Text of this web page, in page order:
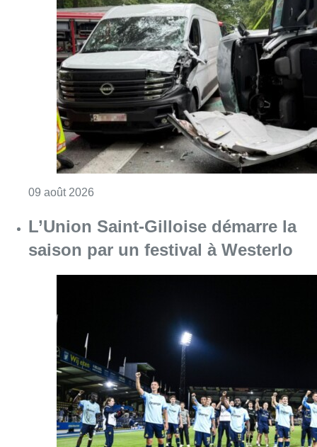
09 août 2026
L’Union Saint-Gilloise démarre la
saison par un festival à Westerlo